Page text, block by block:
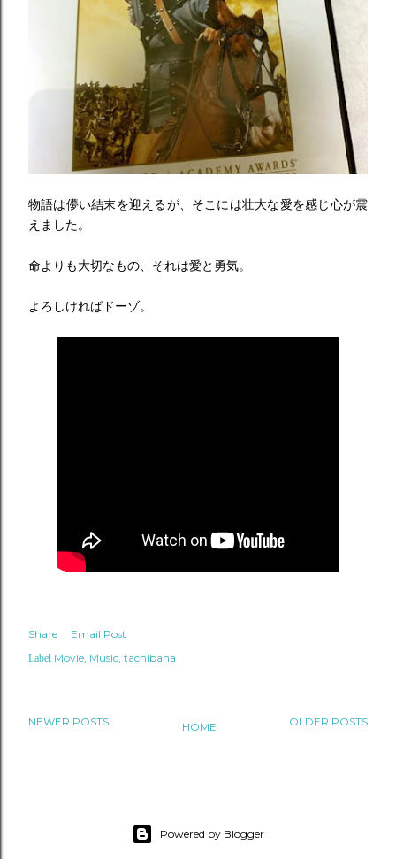
物語は儚い結末を迎えるが、そこには壮大な愛を感じ心が震
えました。
命よりも大切なもの、それは愛と勇気。
よろしければドーゾ。
Share Email Post
Label Movie Music tachibana
NEWER POSTS OLDER POSTS
HOME
Powered by Blogger